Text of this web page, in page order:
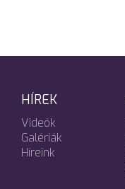
HÍREK
Videók
Galériák
Híreink